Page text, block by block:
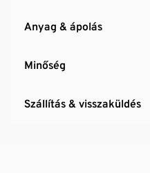
Anyag & ápolás
Minőség
Szállítás & visszaküldés